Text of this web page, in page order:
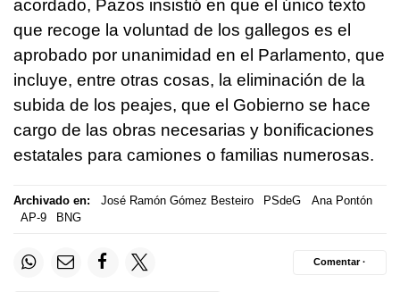
acordado, Pazos insistió en que el único texto
que recoge la voluntad de los gallegos es el
aprobado por unanimidad en el Parlamento, que
incluye, entre otras cosas, la eliminación de la
subida de los peajes, que el Gobierno se hace
cargo de las obras necesarias y bonificaciones
estatales para camiones o familias numerosas.
Archivado en: José Ramón Gómez Besteiro PSdeG
Ana Pontón
AP-9
BNG
Comentar ·